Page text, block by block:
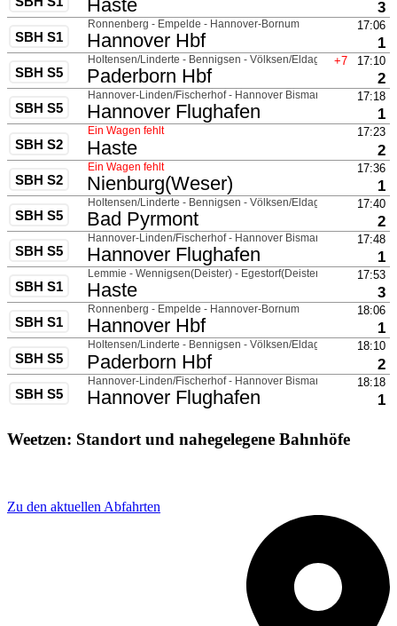
Weetzen: Standort und nahegelegene Bahnhöfe
Zu den aktuellen Abfahrten